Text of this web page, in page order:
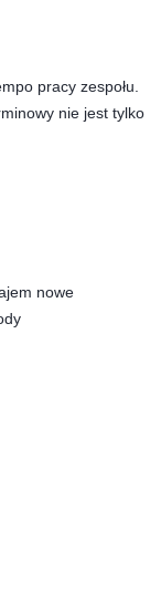
pracy zespołu.
nie jest tylko